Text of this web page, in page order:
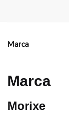
Marca
Marca
Morixe